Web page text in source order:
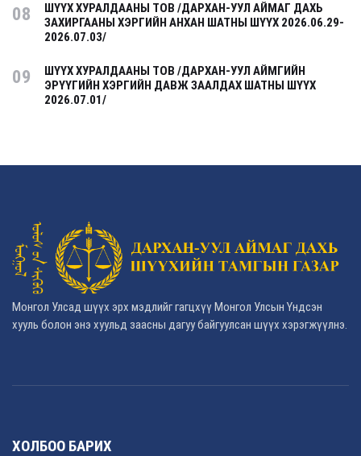
08
ШҮҮХ ХУРАЛДААНЫ ТОВ /ДАРХАН-УУЛ АЙМАГ ДАХЬ
ЗАХИРГААНЫ ХЭРГИЙН АНХАН ШАТНЫ ШҮҮХ 2026.06.29-
2026.07.03/
09
ШҮҮХ ХУРАЛДААНЫ ТОВ /ДАРХАН-УУЛ АЙМГИЙН
ЭРҮҮГИЙН ХЭРГИЙН ДАВЖ ЗААЛДАХ ШАТНЫ ШҮҮХ
2026.07.01/
Монгол Улсад шүүх эрх мэдлийг гагцхүү Монгол Улсын Үндсэн
хууль болон энэ хуульд заасны дагуу байгуулсан шүүх хэрэгжүүлнэ.
ХОЛБОО БАРИХ